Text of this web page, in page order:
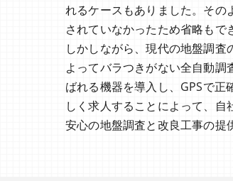
れるケースもありました。その
されていなかったため省略もで
しかしながら、現代の地盤調
よってバラつきがない全自動
ばれる機器を導入し、GPSで
しく求人することによって、
安心の地盤調査と改良工事の提